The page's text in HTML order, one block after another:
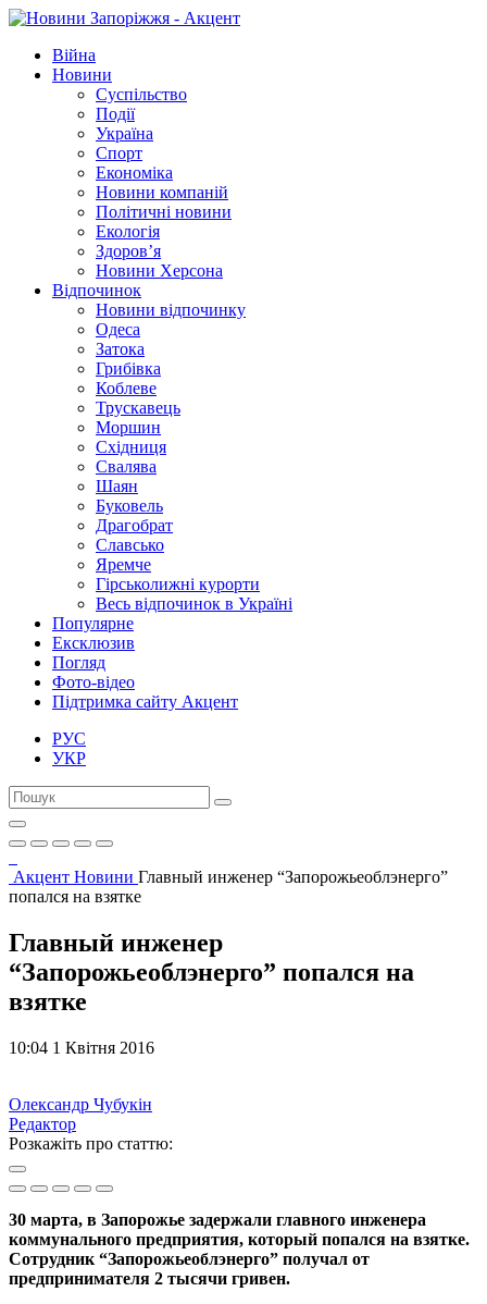
Війна
Новини
Суспільство
Події
Україна
Спорт
Економіка
Новини компаній
Політичні новини
Екологія
Здоров’я
Новини Херсона
Відпочинок
Новини відпочинку
Одеса
Затока
Грибівка
Коблеве
Трускавець
Моршин
Східниця
Свалява
Шаян
Буковель
Драгобрат
Славсько
Яремче
Гірськолижні курорти
Весь відпочинок в Україні
Популярне
Ексклюзив
Погляд
Фото-відео
Підтримка сайту Акцент
РУС
УКР
Акцент Новини Главный инженер “Запорожьеоблэнерго”
попался на взятке
Главный инженер
“Запорожьеоблэнерго” попался на
взятке
10:04 1 Квітня 2016
Олександр Чубукін
Редактор
Розкажіть про статтю:
30 марта, в Запорожье задержали главного инженера
коммунального предприятия, который попался на взятке.
Сотрудник “Запорожьеоблэнерго” получал от
предпринимателя 2 тысячи гривен.